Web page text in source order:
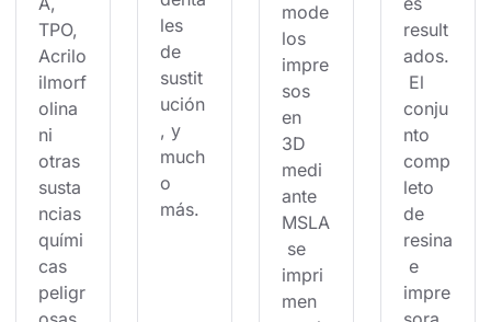
TPO,
Acrilo
ilmorf
olina
ni
otras
susta
ncias
quími
cas
peligr
les
de
sustit
ución
, y
much
o
más.
mode
los
impre
sos
en
3D
medi
ante
MSLA
se
impri
men
result
ados.
El
conju
nto
comp
leto
de
resina
e
impre